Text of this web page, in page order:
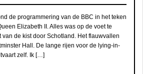
de programmering van de BBC in het teken
Elizabeth II. Alles was op de voet te
de kist door Schotland. Het flauwvallen
Hall. De lange rijen voor de lying-in-
zelf. Ik […]